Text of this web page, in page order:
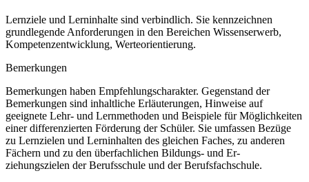
Lernziele und Lerninhalte sind verbindlich. Sie kennzeichnen
grundlegende Anforderungen in den Bereichen Wissenserwerb,
Kompetenzentwicklung, Werteorientierung.
Bemerkungen
Bemerkungen haben Empfehlungscharakter. Gegenstand der
Bemerkungen sind inhaltliche Erläuterungen, Hinweise auf
geeignete Lehr- und Lernmethoden und Beispiele für Möglichkeiten
einer differenzierten Förderung der Schüler. Sie umfassen Bezüge
zu Lernzielen und Lerninhalten des gleichen Faches, zu anderen
Fächern und zu den überfachlichen Bildungs- und Er-
ziehungszielen der Berufsschule und der Berufsfachschule.